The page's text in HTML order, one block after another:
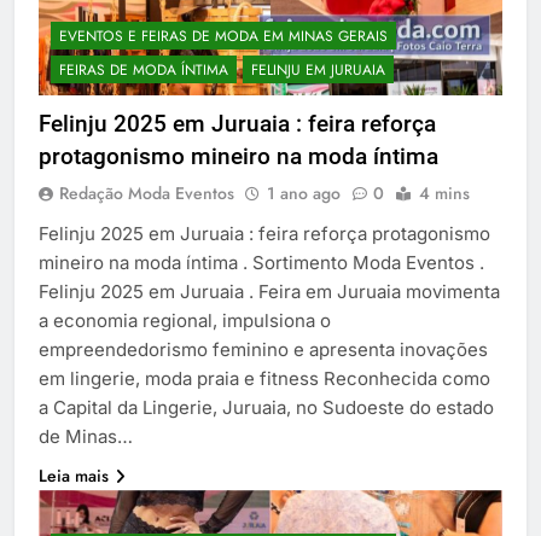
EVENTOS E FEIRAS DE MODA EM MINAS GERAIS
FEIRAS DE MODA ÍNTIMA
FELINJU EM JURUAIA
Felinju 2025 em Juruaia : feira reforça
protagonismo mineiro na moda íntima
Redação Moda Eventos 1 ano ago 0 4 mins
Felinju 2025 em Juruaia : feira reforça protagonismo
mineiro na moda íntima . Sortimento Moda Eventos .
Felinju 2025 em Juruaia . Feira em Juruaia movimenta
a economia regional, impulsiona o
empreendedorismo feminino e apresenta inovações
em lingerie, moda praia e fitness Reconhecida como
a Capital da Lingerie, Juruaia, no Sudoeste do estado
de Minas…
Leia mais